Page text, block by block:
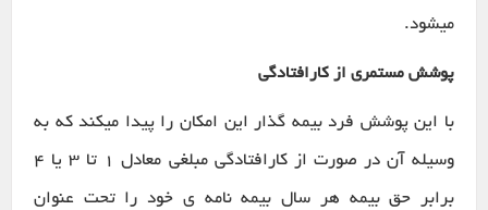
میشود.
پوشش مستمری از کارافتادگی
با این پوشش فرد بیمه گذار این امکان را پیدا میکند که به
وسیله آن در صورت از کارافتادگی مبلغی معادل ۱ تا ۳ یا ۴
برابر حق بیمه هر سال بیمه نامه ی خود را تحت عنوان